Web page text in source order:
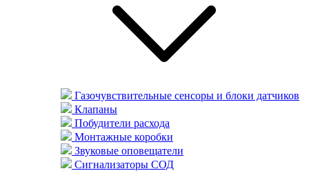
Газочувствительные сенсоры и блоки датчиков
Клапаны
Побудители расхода
Монтажные коробки
Звуковые оповещатели
Сигнализаторы СОД